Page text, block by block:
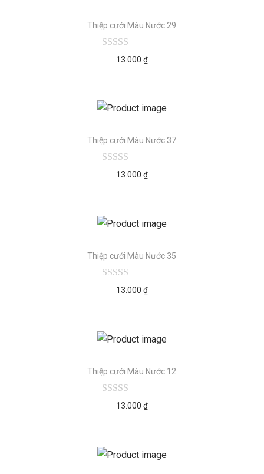
Thiệp cưới Màu Nước 29
13.000 ₫
Thiệp cưới Màu Nước 37
13.000 ₫
Thiệp cưới Màu Nước 35
13.000 ₫
Thiệp cưới Màu Nước 12
13.000 ₫